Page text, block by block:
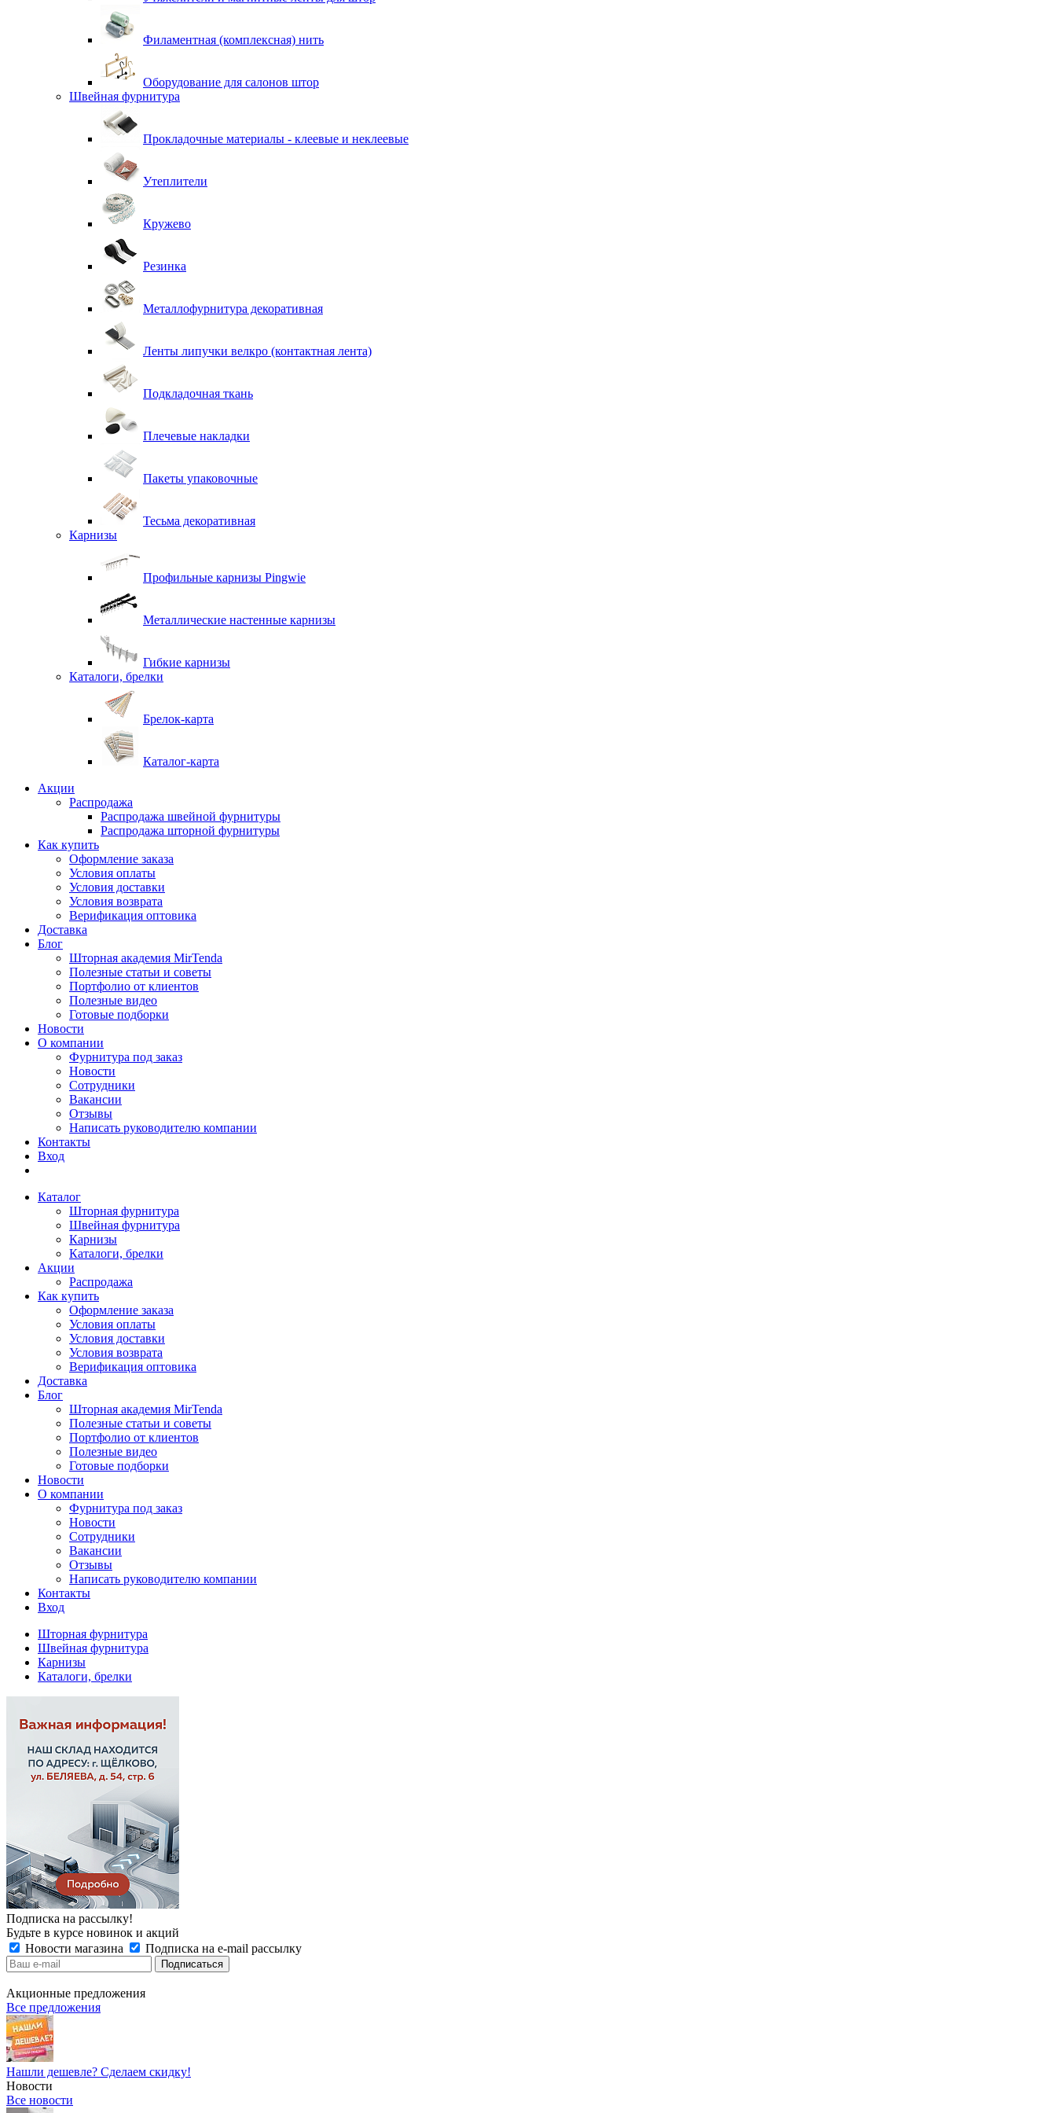
Филаментная (комплексная) нить
Оборудование для салонов штор
Швейная фурнитура
Прокладочные материалы - клеевые и неклеевые
Утеплители
Кружево
Резинка
Металлофурнитура декоративная
Ленты липучки велкро (контактная лента)
Подкладочная ткань
Плечевые накладки
Пакеты упаковочные
Тесьма декоративная
Карнизы
Профильные карнизы Pingwie
Металлические настенные карнизы
Гибкие карнизы
Каталоги, брелки
Брелок-карта
Каталог-карта
Акции
Распродажа
Распродажа швейной фурнитуры
Распродажа шторной фурнитуры
Как купить
Оформление заказа
Условия оплаты
Условия доставки
Условия возврата
Верификация оптовика
Доставка
Блог
Шторная академия MirTenda
Полезные статьи и советы
Портфолио от клиентов
Полезные видео
Готовые подборки
Новости
О компании
Фурнитура под заказ
Новости
Сотрудники
Вакансии
Отзывы
Написать руководителю компании
Контакты
Вход
Каталог
Шторная фурнитура
Швейная фурнитура
Карнизы
Каталоги, брелки
Акции
Распродажа
Как купить
Оформление заказа
Условия оплаты
Условия доставки
Условия возврата
Верификация оптовика
Доставка
Блог
Шторная академия MirTenda
Полезные статьи и советы
Портфолио от клиентов
Полезные видео
Готовые подборки
Новости
О компании
Фурнитура под заказ
Новости
Сотрудники
Вакансии
Отзывы
Написать руководителю компании
Контакты
Вход
Шторная фурнитура
Швейная фурнитура
Карнизы
Каталоги, брелки
Подписка на рассылку!
Будьте в курсе новинок и акций
Новости магазина
Подписка на e-mail рассылку
Акционные предложения
Все предложения
Нашли дешевле? Сделаем скидку!
Новости
Все новости